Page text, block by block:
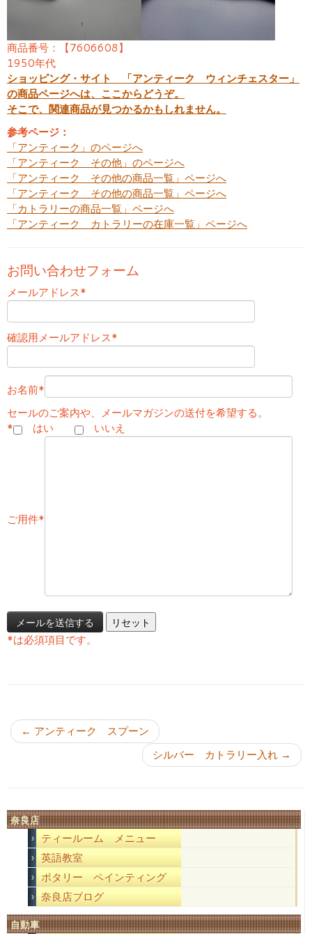
商品番号：【7606608】
1950年代
ショッピング・サイト 「アンティーク ウィンチェスター」
の商品ページへは、ここからどうぞ。
そこで、関連商品が見つかるかもしれません。
参考ページ：
「アンティーク」のページへ
「アンティーク その他」のページへ
「アンティーク その他の商品一覧」ページへ
「アンティーク その他の商品一覧」ページへ
「カトラリーの商品一覧」ページへ
「アンティーク カトラリーの在庫一覧」ページへ
お問い合わせフォーム
メールアドレス*
確認用メールアドレス*
お名前*
セールのご案内や、メールマガジンの送付を希望する。
*
はい いいえ
ご用件*
*は必須項目です。
← アンティーク スプーン
シルバー カトラリー入れ →
奈良店
ティールーム メニュー
英語教室
ポタリー ペインティング
奈良店ブログ
自動車